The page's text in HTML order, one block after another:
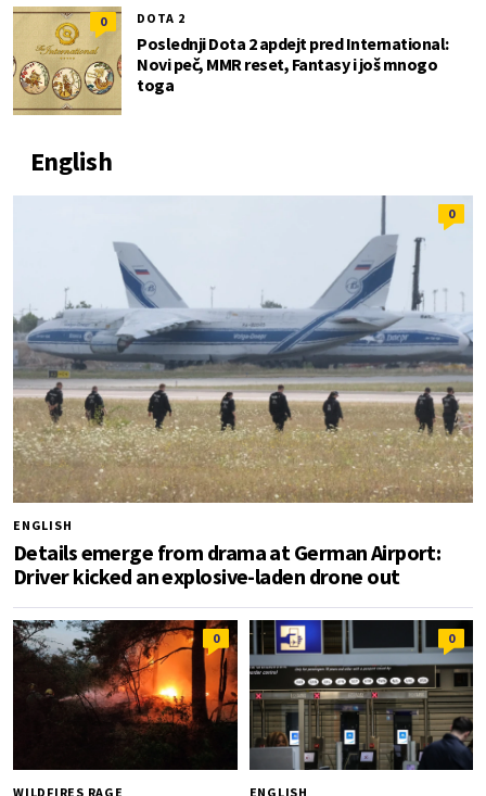
0 DOTA 2
Poslednji Dota 2 apdejt pred International:
Novi peč, MMR reset, Fantasy i još mnogo
toga
English
0
ENGLISH
Details emerge from drama at German Airport:
Driver kicked an explosive-laden drone out
0
WILDFIRES RAGE
0
ENGLISH